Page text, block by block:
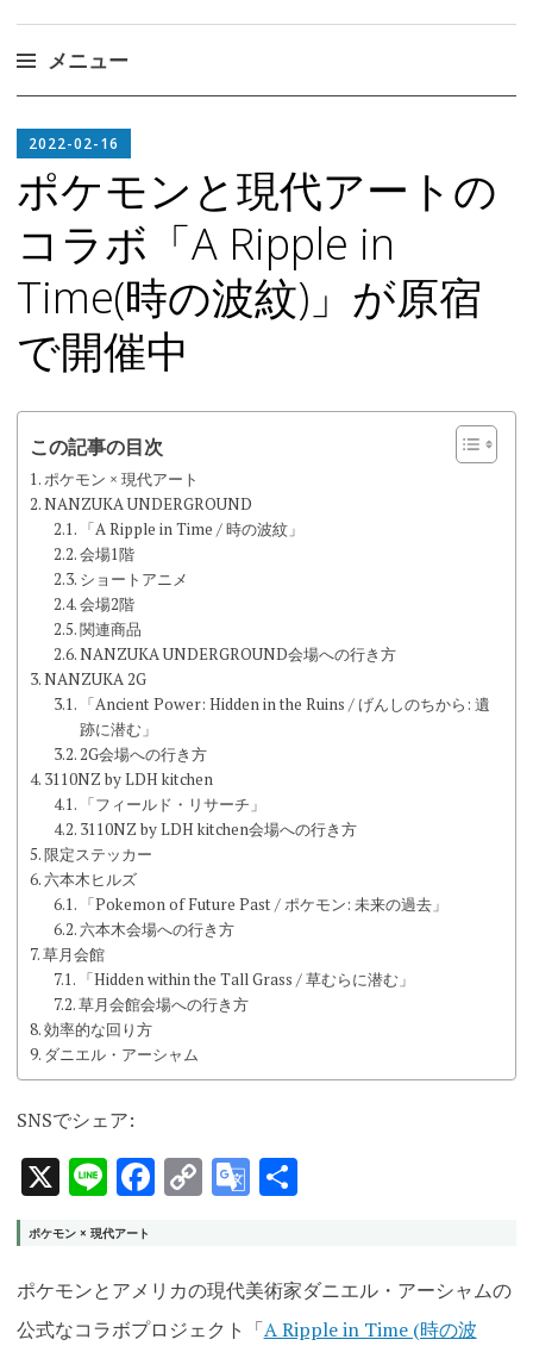
メニュー
ン
ン
ツ
へ
ス
ッ
2022-02-16
ポケモンと現代アートの
コラボ「A Ripple in
Time(時の波紋)」が原宿
で開催中
この記事の目次
ポケモン × 現代アート
NANZUKA UNDERGROUND
「A Ripple in Time / 時の波紋」
会場1階
ショートアニメ
会場2階
関連商品
NANZUKA UNDERGROUND会場への行き方
NANZUKA 2G
「Ancient Power: Hidden in the Ruins / げんしのちから: 遺
跡に潜む」
2G会場への行き方
3110NZ by LDH kitchen
「フィールド・リサーチ」
3110NZ by LDH kitchen会場への行き方
限定ステッカー
六本木ヒルズ
「Pokemon of Future Past / ポケモン: 未来の過去」
六本木会場への行き方
草月会館
「Hidden within the Tall Grass / 草むらに潜む」
草月会館会場への行き方
効率的な回り方
ダニエル・アーシャム
SNSでシェア:
X LineFacebook
CopyGoogle
共
ポケモン × 現代アート
ポケモンとアメリカの現代美術家ダニエル・アーシャムの
公式なコラボプロジェクト「A Ripple in Time (時の波